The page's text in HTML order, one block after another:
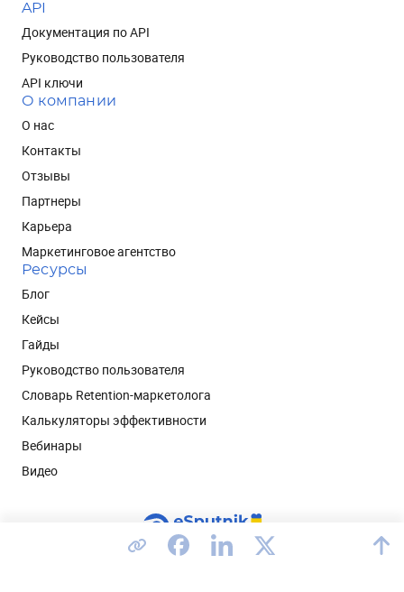
API
Документация по API
Руководство пользователя
API ключи
О компании
О нас
Контакты
Отзывы
Партнеры
Карьера
Маркетинговое агентство
Ресурсы
Блог
Кейсы
Гайды
Руководство пользователя
Словарь Retention-маркетолога
Калькуляторы эффективности
Вебинары
Видео